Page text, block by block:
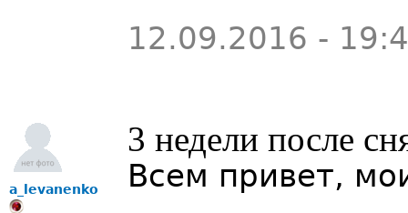
12.09.2016 -
a_levanenko
3 недели после
Всем привет,